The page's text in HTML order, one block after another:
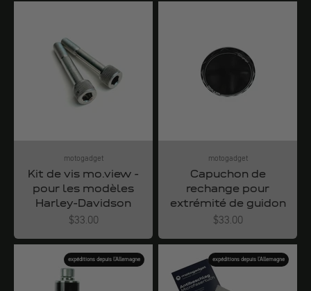
motogadget
Kit de vis mo.view -
pour les modèles
Harley-Davidson
Angebot
$33.00
motogadget
Capuchon de
rechange pour
extrémité de guidon
Angebot
$33.00
expéditions depuis l'Allemagne expéditions depuis l'Allemagne